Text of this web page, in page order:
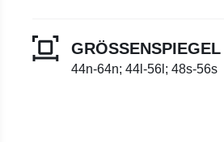
GRÖSSENSPIEGEL
44n-64n; 44l-56l; 48s-56s